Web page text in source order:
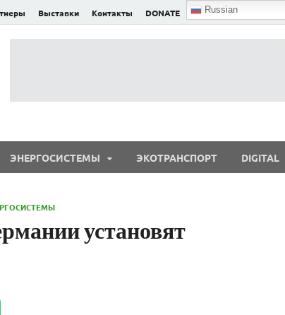
Выставки Контакты DONATE Russian
ЭНЕРГОСИСТЕМЫ ЭКОТРАНСПОРТ DIGITAL
установят